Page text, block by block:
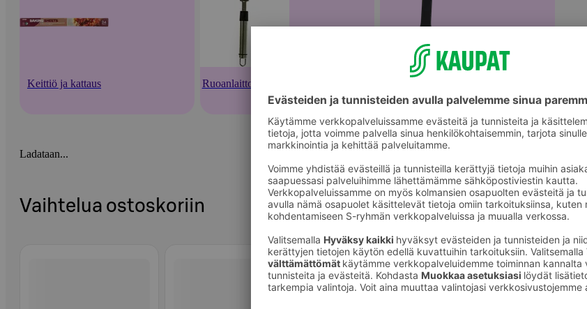
Keittiö ja kattaus Ruoanlaittovälineet
Ladataan...
Vaihtelua ostoskoriin